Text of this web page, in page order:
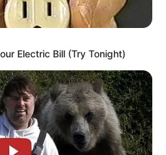
Electric Bill (Try Tonight)